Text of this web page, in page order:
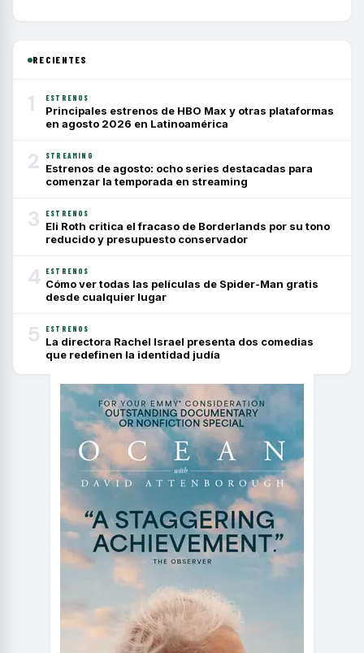
RECIENTES
1 ESTRENOS
Principales estrenos de HBO Max y otras plataformas
en agosto 2026 en Latinoamérica
2 STREAMING
Estrenos de agosto: ocho series destacadas para
comenzar la temporada en streaming
3 ESTRENOS
Eli Roth critica el fracaso de Borderlands por su tono
reducido y presupuesto conservador
4 ESTRENOS
Cómo ver todas las películas de Spider-Man gratis
desde cualquier lugar
5 ESTRENOS
La directora Rachel Israel presenta dos comedias
que redefinen la identidad judía